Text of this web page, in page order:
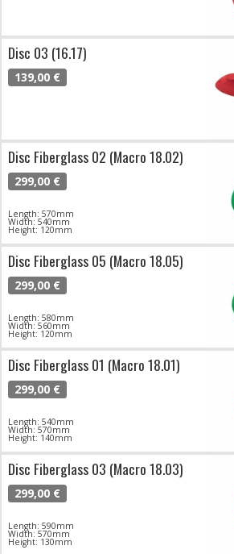
Disc 03 (16.17)
139,00 €
Disc Fiberglass 02 (Macro 18.02)
299,00 €
Length: 570mm
Width: 540mm
Height: 120mm
Disc Fiberglass 05 (Macro 18.05)
299,00 €
Length: 580mm
Width: 560mm
Height: 120mm
Disc Fiberglass 01 (Macro 18.01)
299,00 €
Length: 540mm
Width: 570mm
Height: 140mm
Disc Fiberglass 03 (Macro 18.03)
299,00 €
Length: 590mm
Width: 570mm
Height: 130mm